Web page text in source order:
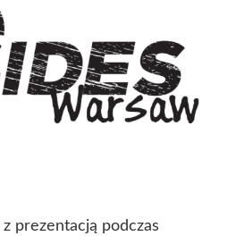
prezentacją podczas